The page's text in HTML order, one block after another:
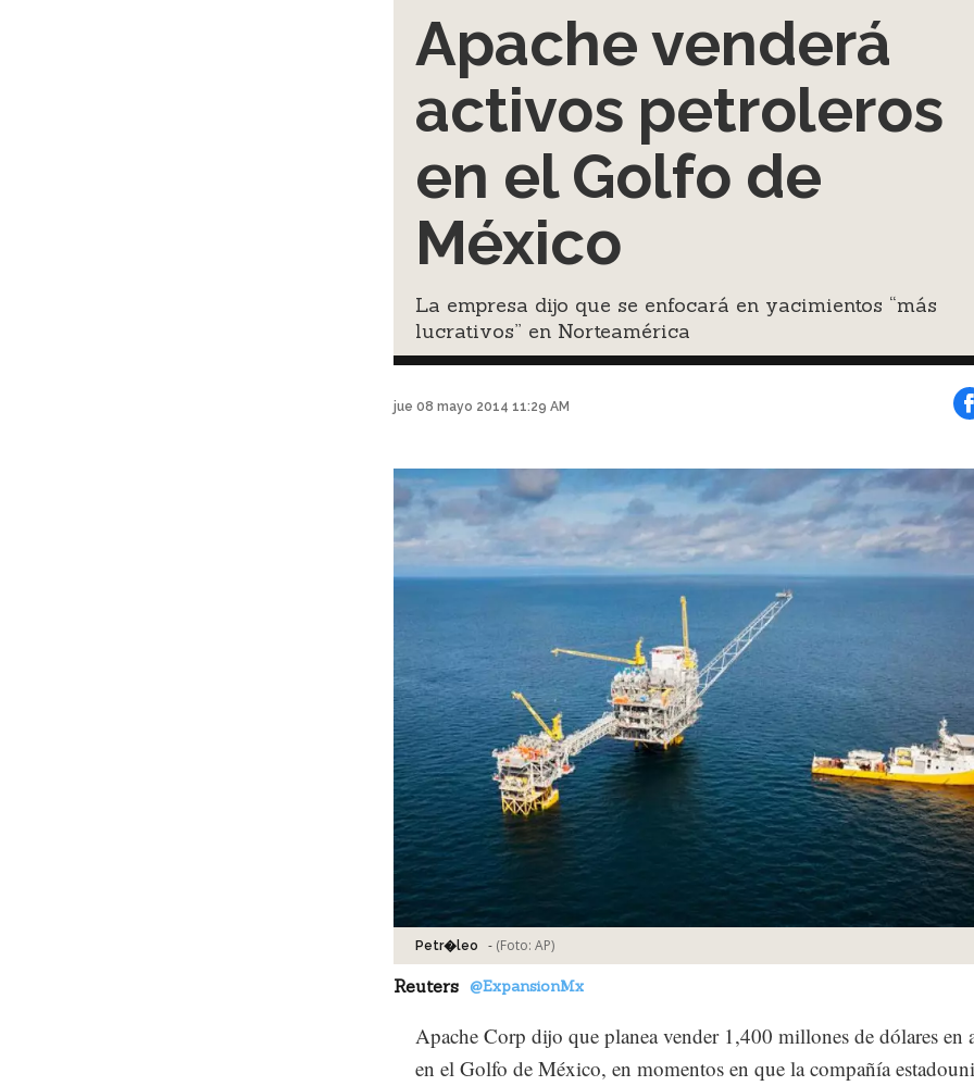
Apache venderá
activos petroleros
en el Golfo de
México
La empresa dijo que se enfocará en yacimientos “más
lucrativos” en Norteamérica
jue 08 mayo 2014 11:29 AM
Petr�leo - (Foto: AP)
Reuters @ExpansionMx
Apache Corp dijo que planea vender 1,400 millones de dólares en
en el Golfo de México, en momentos en que la compañía